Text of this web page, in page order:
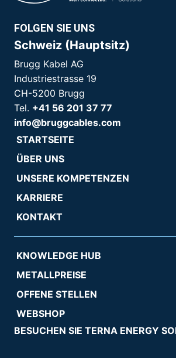
FOLGEN SIE UNS
Schweiz (Hauptsitz)
Brugg Kabel AG
Industriestrasse 19
CH-5200 Brugg
Tel. +41 56 201 37 77
info@bruggcables.com
STARTSEITE
ÜBER UNS
UNSERE KOMPETENZEN
KARRIERE
KONTAKT
KNOWLEDGE HUB
METALLPREISE
OFFENE STELLEN
WEBSHOP
BESUCHEN SIE TERNA ENERGY